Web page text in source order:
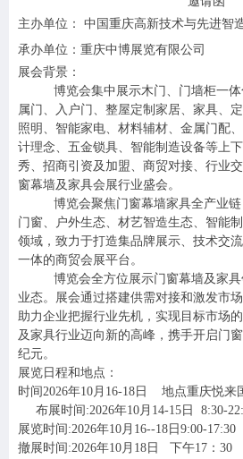
主办单位： 中国重庆高新技术与先进智
承办单位：重庆中博展览有限公司
展会背景：
博览会集中展示木门、门墙柜一
属门、入户门、整屋定制家居、家具、
照明、智能家电、材料辅材、金属门配
计理念、五金锁具、智能制造设备等上
秀、招商引资及加盟、商贸对接、行业
窗幕墙及家具会展行业盛会。
博览会聚焦门窗幕墙家具全产业链
门窗、户外生态、材艺智造生态、智能
领域，致力于打造集品牌展示、技术交
一体的商贸会展平台。
博览会全方位展示门窗幕墙及家
业态。展会通过搭建供需对接和激发市
助力企业把握行业先机，实现目标市场
及家具行业迈向新的高峰，携手开启门
纪元。
展览日程和地点：
时间2026年10月16-18日 地点重庆悦来
布展时间:2026年10月14-15日 8:30-
展览时间:2026年10月16--18日9:00-17:30
撤展时间:2026年10月18日 下午17：30